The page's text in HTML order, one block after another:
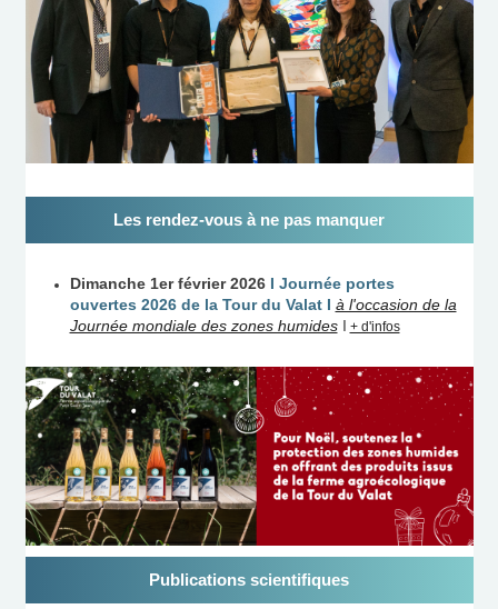
Les rendez-vous à ne pas manquer
Dimanche 1er février 2026 I Journée portes
ouvertes 2026 de la Tour du Valat I à l'occasion de la
Journée mondiale des zones humides I + d'infos
Publications scientifiques